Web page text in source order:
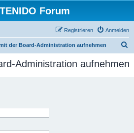
Forum
Anmelden
Registrieren
der Board-Administration aufnehmen
c
Administration aufnehmen